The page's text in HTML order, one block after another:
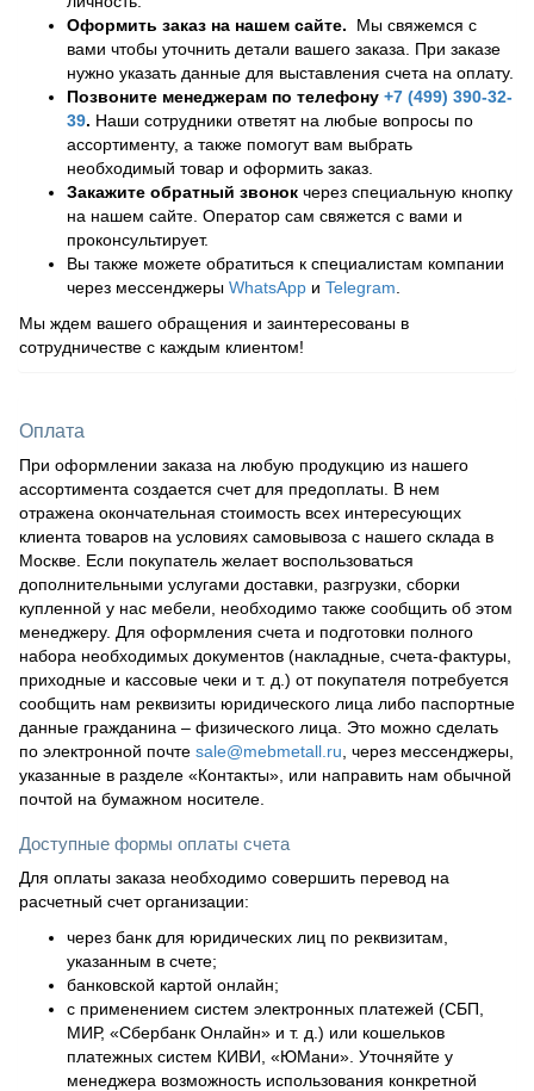
Оформить заказ на нашем сайте. Мы свяжемся с
вами чтобы уточнить детали вашего заказа. При заказе
нужно указать данные для выставления счета на оплату.
Позвоните менеджерам по телефону +7 (499) 390-32-
39. Наши сотрудники ответят на любые вопросы по
ассортименту, а также помогут вам выбрать
необходимый товар и оформить заказ.
Закажите обратный звонок через специальную кнопку
на нашем сайте. Оператор сам свяжется с вами и
проконсультирует.
Вы также можете обратиться к специалистам компании
через мессенджеры WhatsApp и Telegram
Мы ждем вашего обращения и заинтересованы в
сотрудничестве с каждым клиентом!
Оплата
При оформлении заказа на любую продукцию из нашего
ассортимента создается счет для предоплаты. В нем
отражена окончательная стоимость всех интересующих
клиента товаров на условиях самовывоза с нашего склада в
Москве. Если покупатель желает воспользоваться
дополнительными услугами доставки, разгрузки, сборки
купленной у нас мебели, необходимо также сообщить об этом
менеджеру. Для оформления счета и подготовки полного
набора необходимых документов (накладные, счета-фактуры,
приходные и кассовые чеки и т. д.) от покупателя потребуется
сообщить нам реквизиты юридического лица либо паспортные
данные гражданина – физического лица. Это можно сделать
по электронной почте sale@mebmetall.ru , через мессенджеры,
указанные в разделе «Контакты», или направить нам обычной
почтой на бумажном носителе.
Доступные формы оплаты счета
Для оплаты заказа необходимо совершить перевод на
расчетный счет организации:
через банк для юридических лиц по реквизитам,
указанным в счете;
банковской картой онлайн;
с применением систем электронных платежей (СБП,
МИР, «Сбербанк Онлайн» и т. д.) или кошельков
платежных систем КИВИ, «ЮМани». Уточняйте у
менеджера возможность использования конкретной